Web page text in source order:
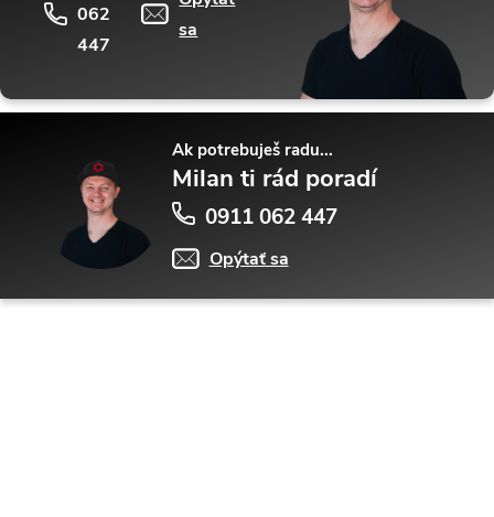
062
447
sa
Ak potrebuješ radu...
Milan ti rád poradí
0911 062 447
Opýtať sa